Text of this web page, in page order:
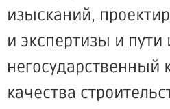
изысканий,
и экспертизы и
негосударственный
качества